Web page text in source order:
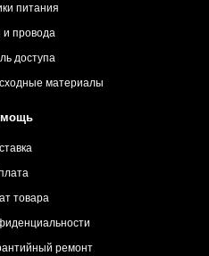
питания
и провода
доступа
материалы
товара
ремонт